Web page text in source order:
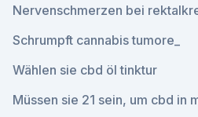
Nervenschmerzen bei
Schrumpft cannabis tumore_
Wählen sie cbd öl tinktur
Müssen sie 21 sein, um cbd in